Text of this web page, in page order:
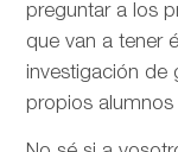
preguntar a los
que van a tener
investigación de
propios